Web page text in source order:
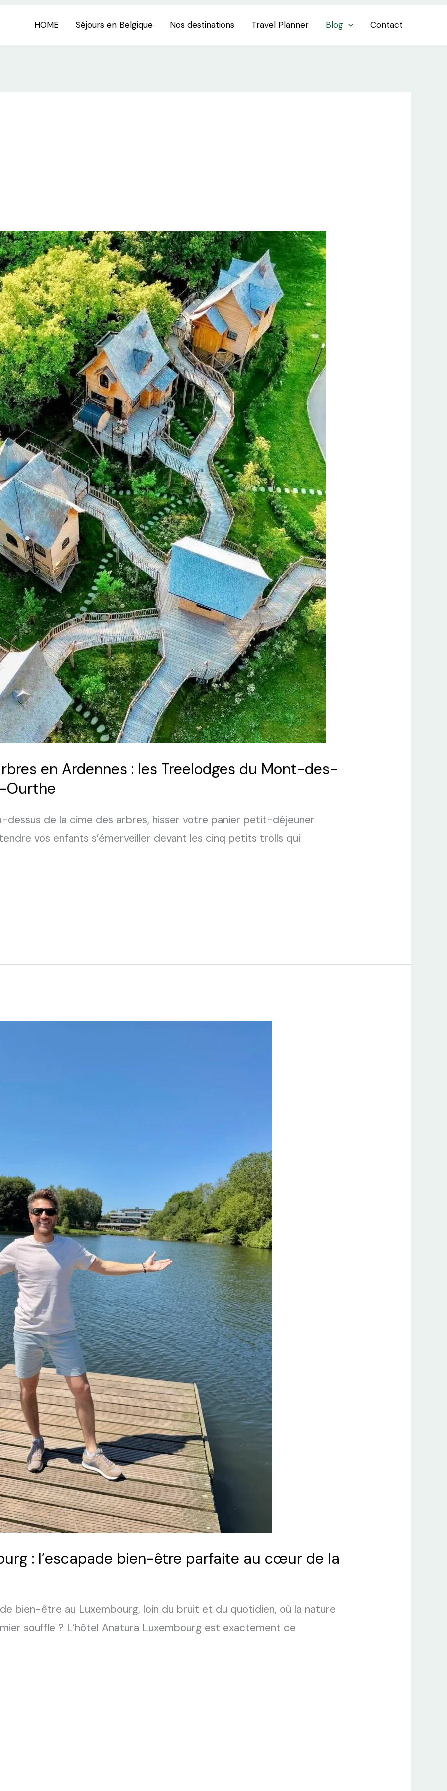
HOME Séjours en Belgique Nos destinations Travel Planner Blog Contact
en Ardennes : les Treelodges du Mont-des-
Ourthe
dessus de la cime des arbres, hisser votre panier petit-déjeuner
vos enfants s’émerveiller devant les cinq petits trolls qui
: l’escapade bien-être parfaite au cœur de la
bien-être au Luxembourg, loin du bruit et du quotidien, où la nature
souffle ? L’hôtel Anatura Luxembourg est exactement ce